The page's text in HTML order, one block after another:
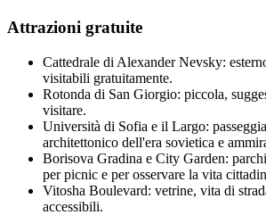
Attrazioni gratuite
Cattedrale di Alexander Nevsky:
visitabili gratuitamente.
Rotonda di San Giorgio: piccola,
visitare.
Università di Sofia e il Largo:
architettonico dell'era sovietica e
Borisova Gradina e City Garden:
per picnic e per osservare la vita
Vitosha Boulevard: vetrine, vita di
accessibili.